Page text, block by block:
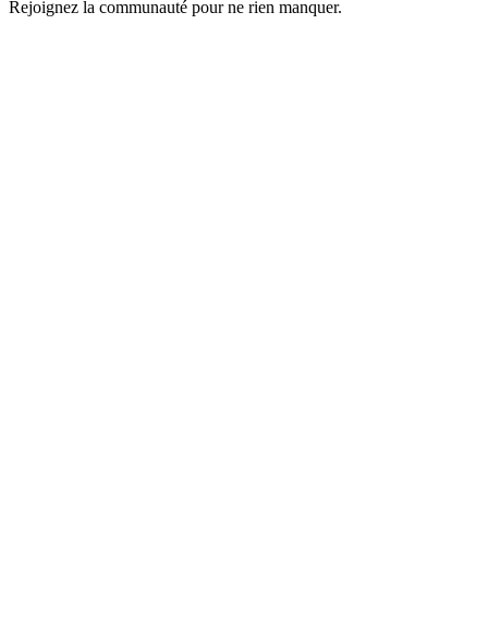
Rejoignez la communauté pour ne rien manquer.